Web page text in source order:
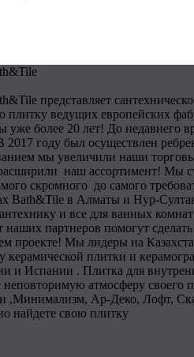
представляет
плитку ведущих европейских
уже более 20 лет! До недавнего
2017 году был осуществлен
мы увеличили наши
наш ассортимент! Мы
скромного до самого
Bath&Tile в Алматы и Нур-
и все для ванных
наших партнеров помогут
проекте! Мы лидеры на
керамической плитки и
и Испании . Плитка для
неповторимую атмосферу своего
,Минимализм, Ар-Деко, Лофт,
найдете свою плитку